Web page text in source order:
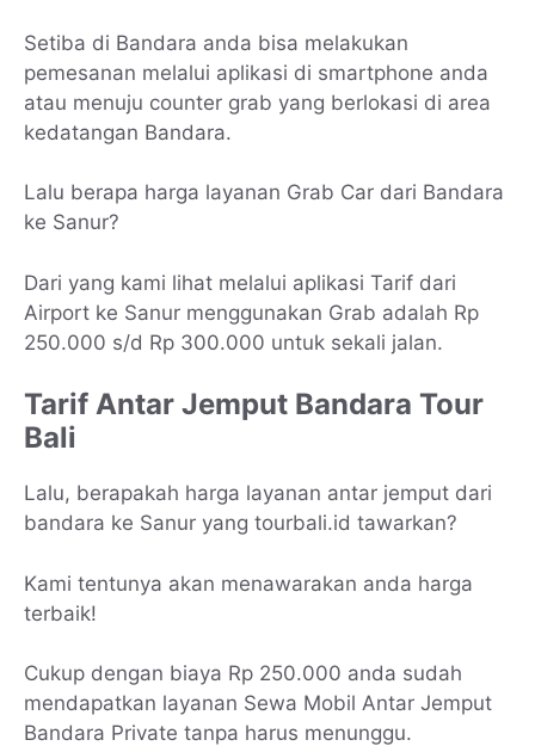
Setiba di Bandara anda bisa melakukan
pemesanan melalui aplikasi di smartphone anda
atau menuju counter grab yang berlokasi di area
kedatangan Bandara.
Lalu berapa harga layanan Grab Car dari Bandara
ke Sanur?
Dari yang kami lihat melalui aplikasi Tarif dari
Airport ke Sanur menggunakan Grab adalah Rp
250.000 s/d Rp 300.000 untuk sekali jalan.
Tarif Antar Jemput Bandara Tour
Bali
Lalu, berapakah harga layanan antar jemput dari
bandara ke Sanur yang tourbali.id tawarkan?
Kami tentunya akan menawarakan anda harga
terbaik!
Cukup dengan biaya Rp 250.000 anda sudah
mendapatkan layanan Sewa Mobil Antar Jemput
Bandara Private tanpa harus menunggu.